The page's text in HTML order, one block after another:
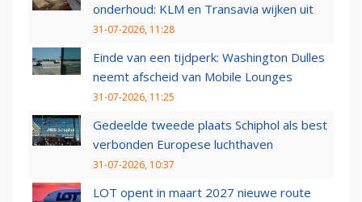
onderhoud: KLM en Transavia wijken uit
31-07-2026, 11:28
Einde van een tijdperk: Washington Dulles
neemt afscheid van Mobile Lounges
31-07-2026, 11:25
Gedeelde tweede plaats Schiphol als best
verbonden Europese luchthaven
31-07-2026, 10:37
LOT opent in maart 2027 nieuwe route